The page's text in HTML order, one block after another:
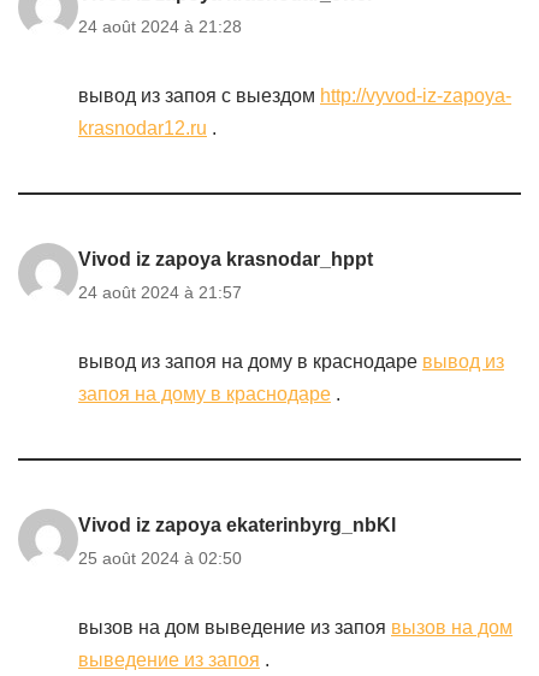
24 août 2024 à 21:28
вывод из запоя с выездом http://vyvod-iz-zapoya-
krasnodar12.ru .
Vivod iz zapoya krasnodar_hppt
24 août 2024 à 21:57
вывод из запоя на дому в краснодаре вывод из
запоя на дому в краснодаре .
Vivod iz zapoya ekaterinbyrg_nbKl
25 août 2024 à 02:50
вызов на дом выведение из запоя вызов на дом
выведение из запоя .